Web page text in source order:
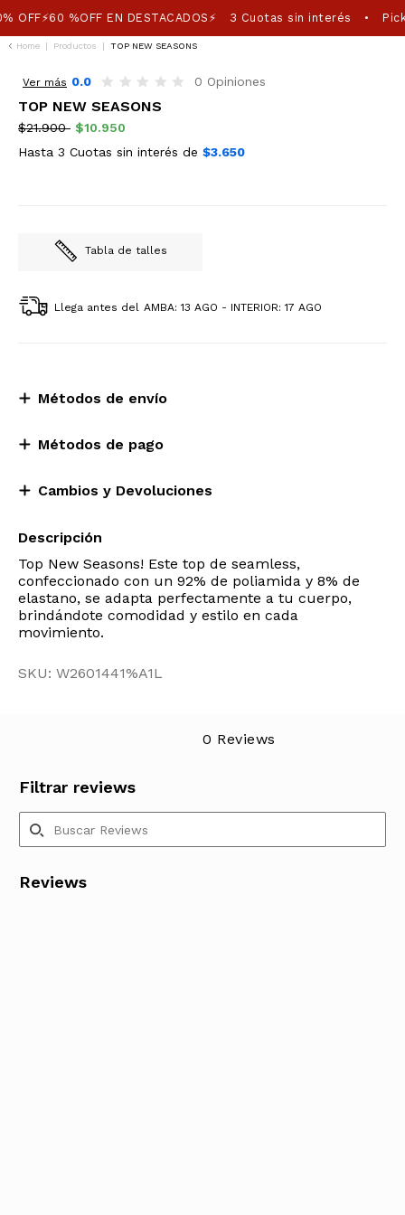
OFF⚡60 %OFF EN DESTACADOS⚡ 3 Cuotas sin interés •
Home | Productos | TOP NEW SEASONS
Ver más 0.0 0 Opiniones
TOP NEW SEASONS
$21.900 $10.950
Hasta 3 Cuotas sin interés de $3.650
Tabla de talles
Llega antes del AMBA: 13 AGO - INTERIOR: 17 AGO
Métodos de envío
Métodos de pago
Cambios y Devoluciones
Descripción
Top New Seasons! Este top de seamless,
confeccionado con un 92% de poliamida y 8% de
elastano, se adapta perfectamente a tu cuerpo,
brindándote comodidad y estilo en cada
movimiento.
SKU: W2601441%A1L
Filtrar reviews
0 Reviews
Reviews